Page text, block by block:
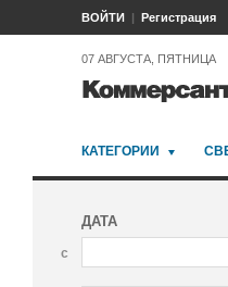
ВОЙТИ Регистрация
07 АВГУСТА, ПЯТНИЦА
КАТЕГОРИИ
ДАТА
с